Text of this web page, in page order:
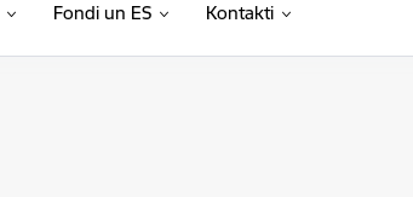
Fondi un ES Kontakti